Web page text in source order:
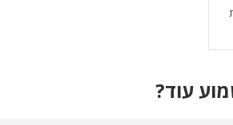
עוד?